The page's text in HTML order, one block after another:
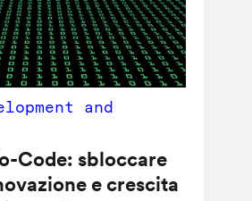
and
Code: sbloccare
e crescita